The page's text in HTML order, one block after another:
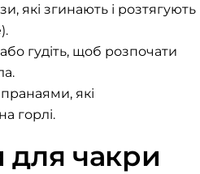
які згинають і розтягують
гудіть, щоб розпочати
які
горлі.
для чакри